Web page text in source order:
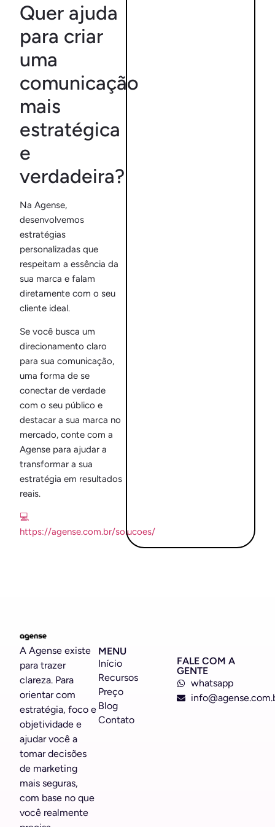
Quer ajuda
para criar
uma
comunicação
mais
estratégica
e
verdadeira?
Na Agense,
desenvolvemos
estratégias
personalizadas que
respeitam a essência da
sua marca e falam
diretamente com o seu
cliente ideal.
Se você busca um
direcionamento claro
para sua comunicação,
uma forma de se
conectar de verdade
com o seu público e
destacar a sua marca no
mercado, conte com a
Agense para ajudar a
transformar a sua
estratégia em resultados
reais.
💻
https://agense.com.br/solucoes/
A Agense existe
para trazer
clareza. Para
orientar com
estratégia, foco e
objetividade e
ajudar você a
tomar decisões
de marketing
mais seguras,
com base no que
você realmente
MENU
Início
Recursos
Preço
Blog
Contato
FALE COM A
GENTE
whatsapp